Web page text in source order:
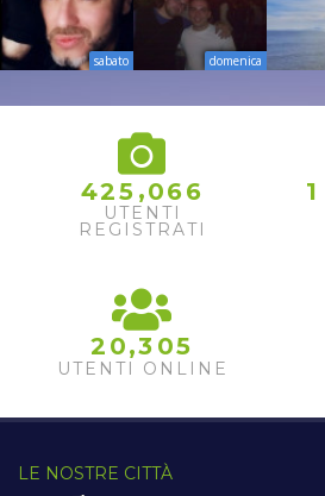
sabato domenica
425 ,066
UTENTI
REGISTRATI
1
2 0,3 05
UTENTI ONLINE
LE NOSTRE CITTÀ